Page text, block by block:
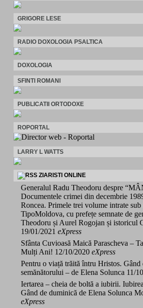
GRIGORE LESE
RADIO DOXOLOGIA PSALTICA
DOXOLOGIA
SFINTI ROMANI
PUBLICATII ORTODOXE
ROPORTAL
LARRY L WATTS
ZIARISTI ONLINE
Generalul Radu Theodoru despre
Documentele crimei din decembrie
Roncea. Primele trei volume intrate
TipoMoldova, cu prefețe semnate de
Theodoru și Aurel Rogojan și istoricul
19/01/2021 eXpress
Sfânta Cuvioasă Maică Parascheva –
Mulți Ani! 12/10/2020 eXpress
Pentru o viață trăită întru Hristos.
semănătorului – de Elena Solunca 11/
Iertarea – cheia de boltă a iubirii.
Gând de duminică de Elena Solunca
eXpress